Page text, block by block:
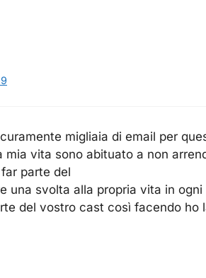
migliaia di email per
mia vita sono abituato a non
parte del
una svolta alla propria vita in
del vostro cast così facendo ho